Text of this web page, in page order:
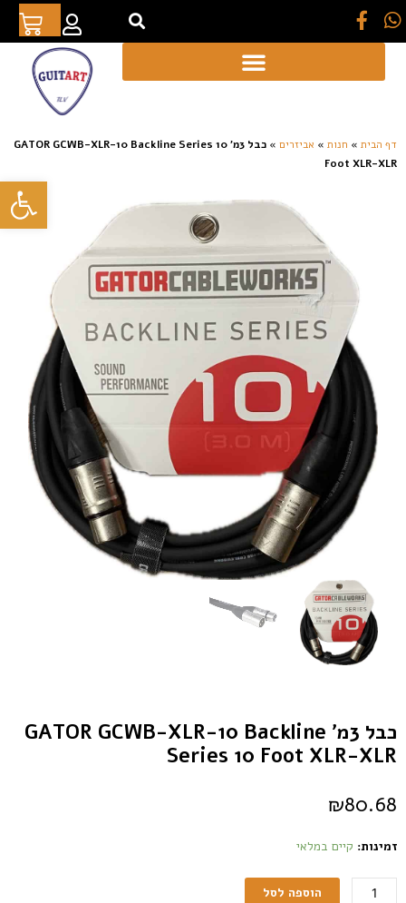
פתח
דף הבית » חנות » אביזרים »
כבל 3מ’ GATOR GCWB-XLR-10 Backline Series 10
Foot XLR-XLR
כבל 3מ’ GATOR GCWB-XLR-10 Backline
Series 10 Foot XLR-XLR
₪80.68
זמינות: קיים במלאי
הוספה לסל